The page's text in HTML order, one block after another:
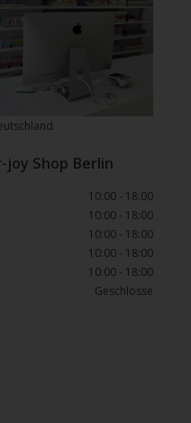
Shop Berlin
10:00 - 18:00
10:00 - 18:00
10:00 - 18:00
10:00 - 18:00
10:00 - 18:00
Geschlosse